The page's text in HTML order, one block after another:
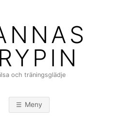
och träningsglädje
Meny